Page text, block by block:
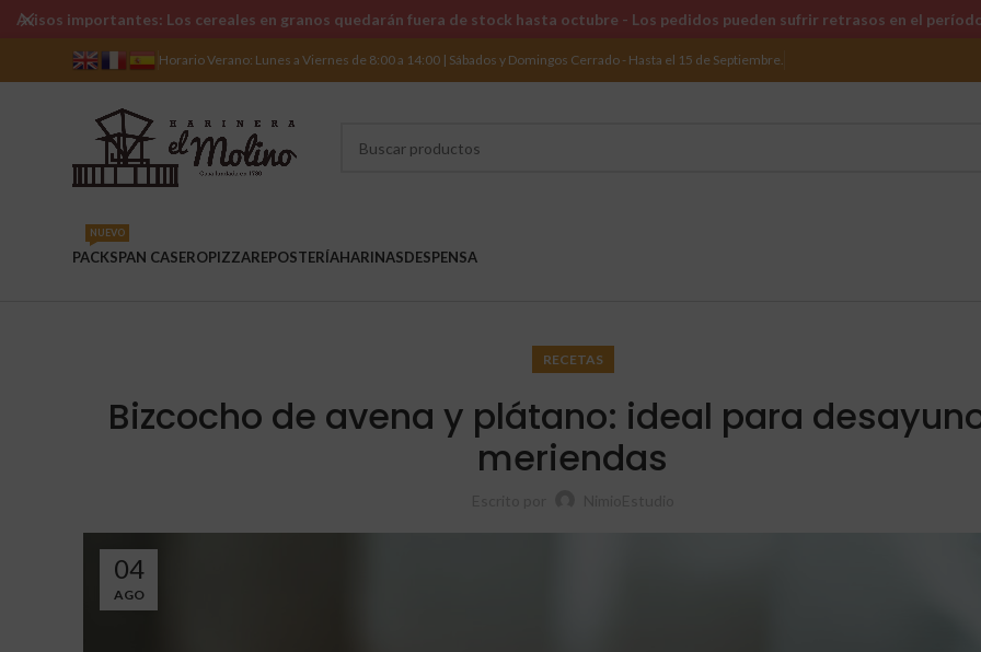
Horario Verano: Lunes a Viernes de 8:00 a 14:00 | Sábados y Domingos Cerrado - Hasta el 15 de Septiembre.
PACKS
NUEVO
PAN CASEROPIZZAREPOSTERÍAHARINASDESPENSA
RECETAS
Bizcocho de avena y plátano: ideal para
meriendas
04
AGO
Avisos importantes: Los cereales en granos quedarán fuera de stock hasta octubre - Los pedidos pueden sufrir retrasos en el